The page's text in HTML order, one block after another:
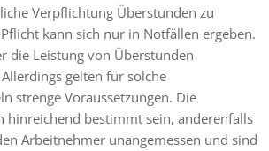
Verpflichtung Überstunden zu
kann sich nur in Notfällen ergeben.
die Leistung von Überstunden
gelten für solche
strenge Voraussetzungen. Die
hinreichend bestimmt sein, anderenfalls
Arbeitnehmer unangemessen und sind